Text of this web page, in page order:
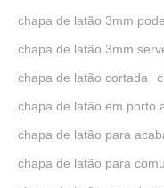
chapa de latão 3mm
chapa de latão 3mm
chapa de latão cortada
chapa de latão em porto
chapa de latão para
chapa de latão para